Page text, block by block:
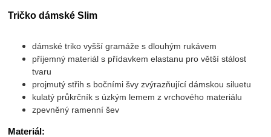
Tričko dámské Slim
dámské triko vyšší gramáže s dlouhým rukávem
příjemný materiál s přídavkem elastanu pro větší stálost
tvaru
projmutý střih s bočními švy zvýrazňující dámskou siluetu
kulatý průkrčník s úzkým lemem z vrchového materiálu
zpevněný ramenní šev
Materiál: